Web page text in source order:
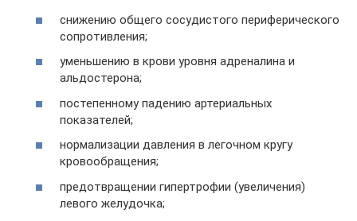
снижению общего сосудистого периферического
сопротивления;
уменьшению в крови уровня адреналина и
альдостерона;
постепенному падению артериальных
показателей;
нормализации давления в легочном кругу
кровообращения;
предотвращении гипертрофии (увеличения)
левого желудочка;